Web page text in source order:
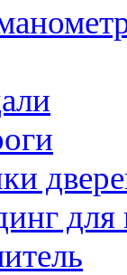
для